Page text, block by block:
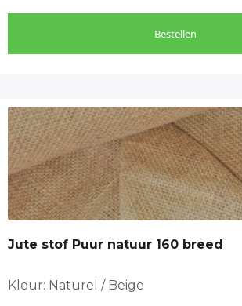
Bestellen
Jute stof Puur natuur 160 breed
Kleur: Naturel / Beige